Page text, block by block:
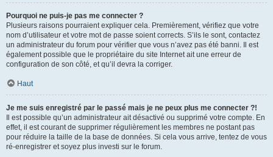
Pourquoi ne puis-je pas me connecter ?
Plusieurs raisons pourraient expliquer cela. Premièrement, vérifiez que votre
nom d’utilisateur et votre mot de passe soient corrects. S’ils le sont, contactez
un administrateur du forum pour vérifier que vous n’avez pas été banni. Il est
également possible que le propriétaire du site Internet ait une erreur de
configuration de son côté, et qu’il devra la corriger.
Haut
Je me suis enregistré par le passé mais je ne peux plus me connecter ?!
Il est possible qu’un administrateur ait désactivé ou supprimé votre compte. En
effet, il est courant de supprimer régulièrement les membres ne postant pas
pour réduire la taille de la base de données. Si cela vous arrive, tentez de vous
ré-enregistrer et soyez plus investi sur le forum.